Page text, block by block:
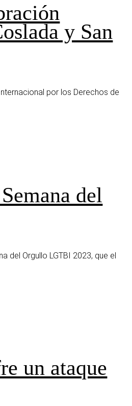
y San
por los Derechos de
del
del Orgullo LGTBI 2023, que el
un ataque